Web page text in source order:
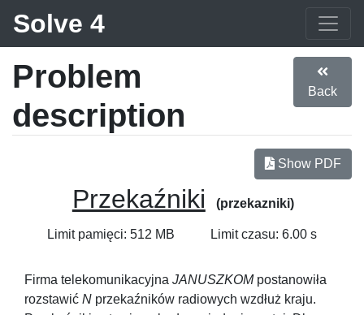
Solve 4
Problem
description
Back
Show PDF
Przekaźniki (przekazniki)
Limit pamięci: 512 MB Limit czasu: 6.00 s
Firma telekomunikacyjna JANUSZKOMpostanowiła
rozstawić N przekaźników radiowych wzdłuż kraju.